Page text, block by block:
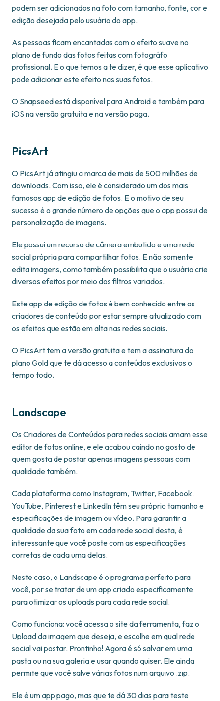
podem ser adicionados na foto com tamanho, fonte, cor e
edição desejada pelo usuário do app.
As pessoas ficam encantadas com o efeito suave no
plano de fundo das fotos feitas com fotográfo
profissional. E o que temos a te dizer, é que esse aplicativo
pode adicionar este efeito nas suas fotos.
O Snapseed está disponível para Android e também para
iOS na versão gratuita e na versão paga.
PicsArt
O PicsArt já atingiu a marca de mais de 500 milhões de
downloads. Com isso, ele é considerado um dos mais
famosos app de edição de fotos. E o motivo de seu
sucesso é o grande número de opções que o app possui de
personalização de imagens.
Ele possui um recurso de câmera embutido e uma rede
social própria para compartilhar fotos. E não somente
edita imagens, como também possibilita que o usuário crie
diversos efeitos por meio dos filtros variados.
Este app de edição de fotos é bem conhecido entre os
criadores de conteúdo por estar sempre atualizado com
os efeitos que estão em alta nas redes sociais.
O PicsArt tem a versão gratuita e tem a assinatura do
plano Gold que te dá acesso a conteúdos exclusivos o
tempo todo.
Landscape
Os Criadores de Conteúdos para redes sociais amam esse
editor de fotos online, e ele acabou caindo no gosto de
quem gosta de postar apenas imagens pessoais com
qualidade também.
Cada plataforma como Instagram, Twitter, Facebook,
YouTube, Pinterest e LinkedIn têm seu próprio tamanho e
especificações de imagem ou vídeo. Para garantir a
qualidade da sua foto em cada rede social desta, é
interessante que você poste com as especificações
corretas de cada uma delas.
Neste caso, o Landscape é o programa perfeito para
você, por se tratar de um app criado especificamente
para otimizar os uploads para cada rede social.
Como funciona: você acessa o site da ferramenta, faz o
Upload da imagem que deseja, e escolhe em qual rede
social vai postar. Prontinho! Agora é só salvar em uma
pasta ou na sua galeria e usar quando quiser. Ele ainda
permite que você salve várias fotos num arquivo .zip.
Ele é um app pago, mas que te dá 30 dias para teste